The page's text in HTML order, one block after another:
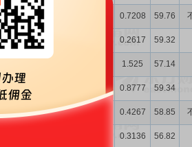
60.65 0.7208 59.76
36.89 0.2617 59.32
1.525 57.14
14.36 8.97 0.8777 59.34
51.51 9.3166 0.4267 58.85
0.3136 56.82